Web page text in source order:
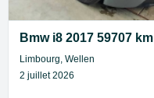
Bmw i8 2017 59707 km
Limbourg, Wellen
2 juillet 2026